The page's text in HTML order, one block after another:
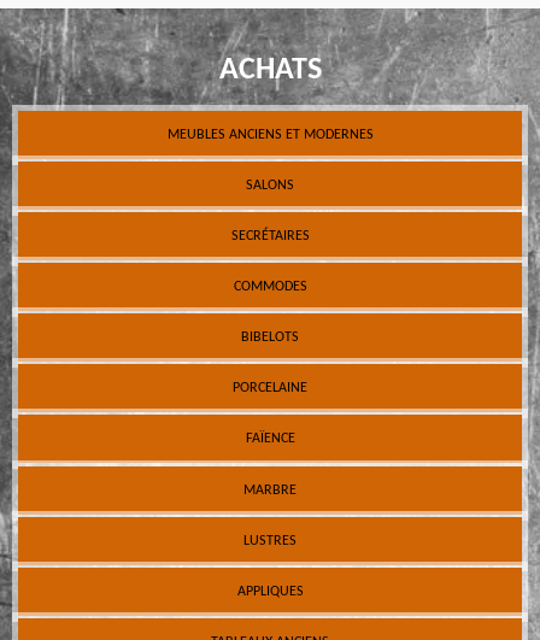
ACHATS
MEUBLES ANCIENS ET MODERNES
SALONS
SECRÉTAIRES
COMMODES
BIBELOTS
PORCELAINE
FAÏENCE
MARBRE
LUSTRES
APPLIQUES